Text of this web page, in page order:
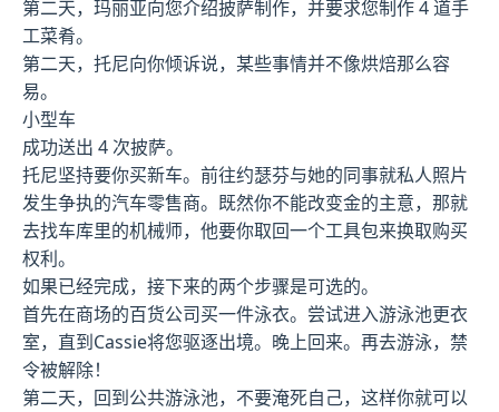
第二天，玛丽亚向您介绍披萨制作，并要求您制作 4 道手
工菜肴。
第二天，托尼向你倾诉说，某些事情并不像烘焙那么容
易。
小型车
成功送出 4 次披萨。
托尼坚持要你买新车。前往约瑟芬与她的同事就私人照片
发生争执的汽车零售商。既然你不能改变金的主意，那就
去找车库里的机械师，他要你取回一个工具包来换取购买
权利。
如果已经完成，接下来的两个步骤是可选的。
首先在商场的百货公司买一件泳衣。尝试进入游泳池更衣
室，直到Cassie将您驱逐出境。晚上回来。再去游泳，禁
令被解除！
第二天，回到公共游泳池，不要淹死自己，这样你就可以